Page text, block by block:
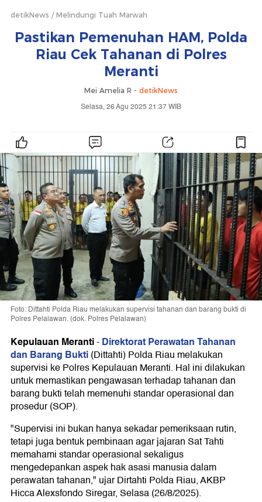
detikNews Melindungi Tuah Marwah
Pastikan Pemenuhan HAM, Polda
Riau Cek Tahanan di Polres
Meranti
Mei Amelia R - detikNews
Selasa, 26 Agu 2025 21:37 WIB
Foto: Dittahti Polda Riau melakukan supervisi tahanan dan barang bukti di
Polres Pelalawan. (dok. Polres Pelalawan)
Kepulauan Meranti-Direktorat Perawatan Tahanan
dan Barang Bukti(Dittahti) Polda Riau melakukan
supervisi ke Polres Kepulauan Meranti. Hal ini dilakukan
untuk memastikan pengawasan terhadap tahanan dan
barang bukti telah memenuhi standar operasional dan
prosedur (SOP).
"Supervisi ini bukan hanya sekadar pemeriksaan rutin,
tetapi juga bentuk pembinaan agar jajaran Sat Tahti
memahami standar operasional sekaligus
mengedepankan aspek hak asasi manusia dalam
perawatan tahanan," ujar Dirtahti Polda Riau, AKBP
Hicca Alexsfondo Siregar, Selasa (26/8/2025).